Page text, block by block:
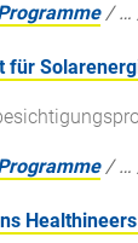
/…
für
/…